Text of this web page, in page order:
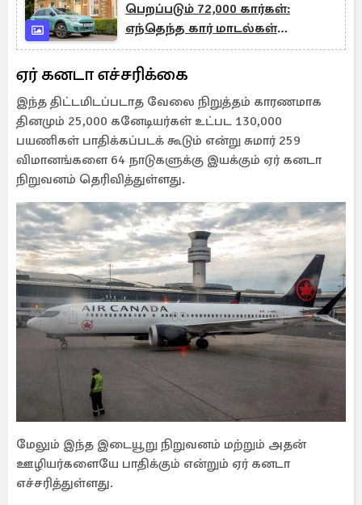
பெறப்படும் 72,000 கார்கள்:
எந்தெந்த கார் மாடல்கள்
இடம்பெறுகிறது தெரியுமா?
ஏர் கனடா எச்சரிக்கை
இந்த திட்டமிடப்படாத வேலை நிறுத்தம் காரணமாக
தினமும் 25,000 கனேடியர்கள் உட்பட 130,000
பயணிகள் பாதிக்கப்படக் கூடும் என்று சுமார் 259
விமானங்களை 64 நாடுகளுக்கு இயக்கும் ஏர் கனடா
நிறுவனம் தெரிவித்துள்ளது.
மேலும் இந்த இடையூறு நிறுவனம் மற்றும் அதன்
ஊழியர்களையே பாதிக்கும் என்றும் ஏர் கனடா
எச்சரித்துள்ளது.